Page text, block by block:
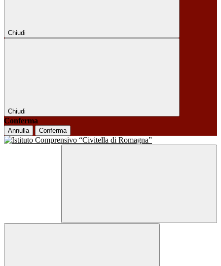
Chiudi
Chiudi
Conferma
Annulla Conferma